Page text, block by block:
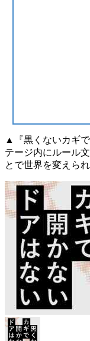
▲『黒くないカギ
テージ内にルール
とで世界を変えられ